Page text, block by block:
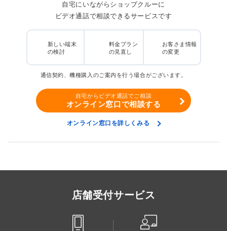
自宅にいながらショップクルーに
ビデオ通話で相談できるサービスです
新しい端末
の検討
料金プラン
の見直し
お客さま情報
の変更
通信契約、機種購入のご案内を行う場合がございます。
自宅からビデオ通話でご相談
オンライン窓口で相談する
オンライン窓口を詳しくみる
店舗受付サービス